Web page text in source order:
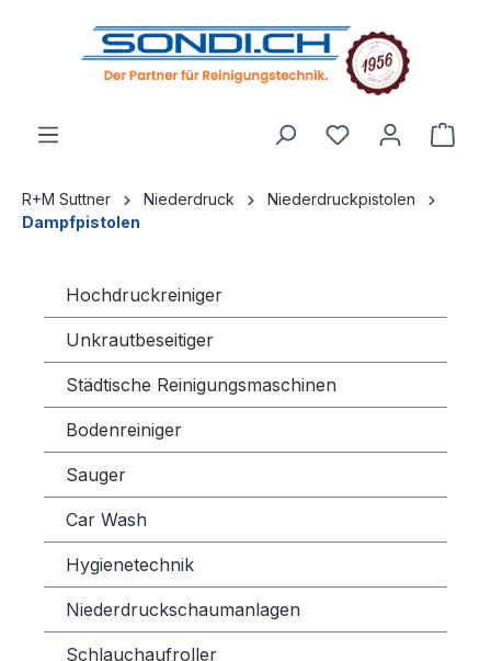
springen
R+M Suttner Niederdruck
Niederdruckpistolen
Dampfpistolen
Hochdruckreiniger
Unkrautbeseitiger
Städtische Reinigungsmaschinen
Bodenreiniger
Sauger
Car Wash
Hygienetechnik
Niederdruckschaumanlagen
Schlauchaufroller